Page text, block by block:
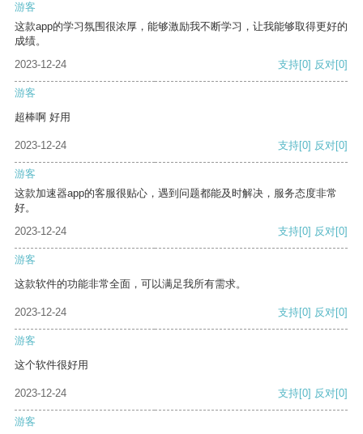
游客
这款app的学习氛围很浓厚，能够激励我不断学习，让我能够取得更好的
成绩。
2023-12-24
支持[0] 反对[0]
游客
超棒啊 好用
2023-12-24 支持[0] 反对[0]
游客
这款加速器app的客服很贴心，遇到问题都能及时解决，服务态度非常
好。
2023-12-24
支持[0] 反对[0]
游客
这款软件的功能非常全面，可以满足我所有需求。
2023-12-24 支持[0] 反对[0]
游客
这个软件很好用
2023-12-24 支持[0] 反对[0]
游客